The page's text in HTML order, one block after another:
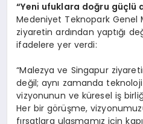
“Yeni ufuklara doğru güçlü
Medeniyet Teknopark Genel
ziyaretin ardından yaptığı
ifadelere yer verdi:
“Malezya ve Singapur
değil; aynı zamanda
vizyonunun ve küresel iş
Her bir görüşme,
fırsatlara ulaşmamız için